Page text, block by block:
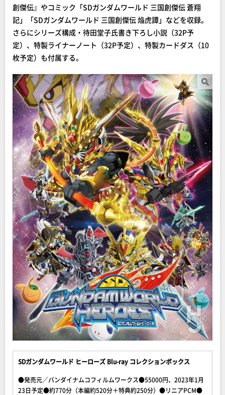
創傑伝』やコミック「SDガンダムワールド 三国創傑伝 蒼翔
記」「SDガンダムワールド 三国創傑伝 焔虎譚」などを収録。
さらにシリーズ構成・待田堂子氏書き下ろし小説（32P予
定）、特製ライナーノート（32P予定）、特製カードダス（10
枚予定）も付属する。
SDガンダムワールド ヒーローズ Blu-ray コレクションボックス
●発売元／バンダイナムコフィルムワークス●55000円、2023年1月
23日予定●約770分（本編約520分＋特典約250分）●リニアPCM●